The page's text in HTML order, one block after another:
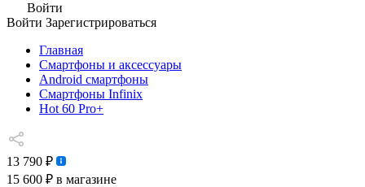
Войти
Войти Зарегистрироваться
Главная
Смартфоны и аксессуары
Android cмартфоны
Смартфоны Infinix
Hot 60 Pro+
13 790 ₽
15 600 ₽ в магазине